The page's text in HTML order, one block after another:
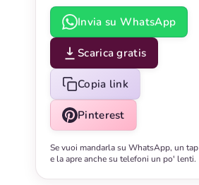
Invia su WhatsApp
Scarica gratis
Copia link
Pinterest
Se vuoi mandarla su WhatsApp, un tap
e la apre anche su telefoni un po' lenti.